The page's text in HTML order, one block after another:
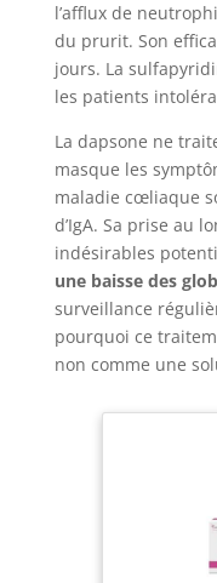
l’afflux de
du prurit. Son
jours. La
les patients
La dapsone ne
masque les
maladie cœliaque
d’IgA. Sa prise au
indésirables
une baisse des
surveillance
pourquoi ce
non comme une